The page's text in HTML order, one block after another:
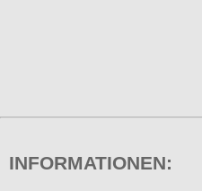
INFORMATIONEN: